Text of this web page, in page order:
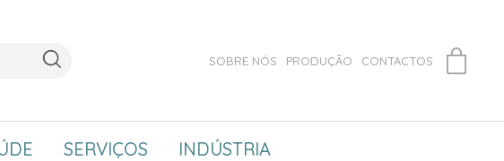
SOBRE NÓS PRODUÇÃO CONTACTOS
SERVIÇOS INDÚSTRIA